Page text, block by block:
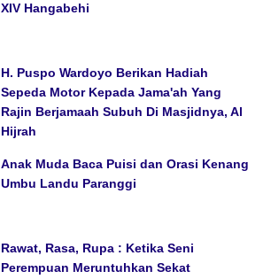
XIV Hangabehi
H. Puspo Wardoyo Berikan Hadiah
Sepeda Motor Kepada Jama'ah Yang
Rajin Berjamaah Subuh Di Masjidnya, Al
Hijrah
Anak Muda Baca Puisi dan Orasi Kenang
Umbu Landu Paranggi
Rawat, Rasa, Rupa : Ketika Seni
Perempuan Meruntuhkan Sekat